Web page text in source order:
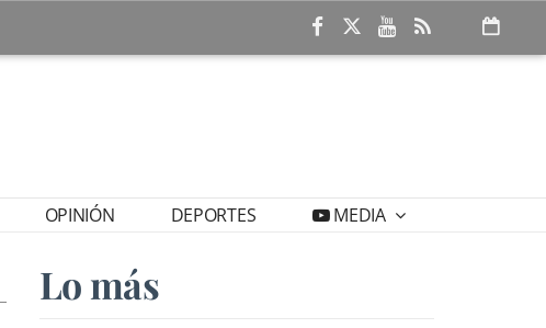
OPINIÓN DEPORTES MEDIA
Lo más